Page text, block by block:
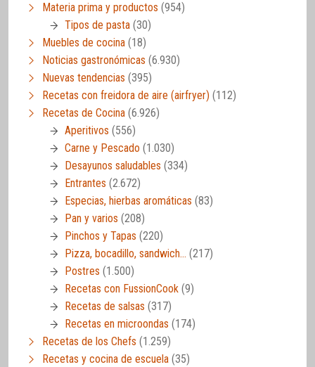
Materia prima y productos (954)
Tipos de pasta (30)
Muebles de cocina (18)
Noticias gastronómicas (6.930)
Nuevas tendencias (395)
Recetas con freidora de aire (airfryer) (112)
Recetas de Cocina (6.926)
Aperitivos (556)
Carne y Pescado (1.030)
Desayunos saludables (334)
Entrantes (2.672)
Especias, hierbas aromáticas (83)
Pan y varios (208)
Pinchos y Tapas (220)
Pizza, bocadillo, sandwich… (217)
Postres (1.500)
Recetas con FussionCook (9)
Recetas de salsas (317)
Recetas en microondas (174)
Recetas de los Chefs (1.259)
Recetas y cocina de escuela (35)